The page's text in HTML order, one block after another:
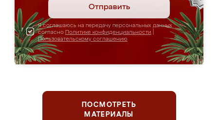
Отправить
Я соглашаюсь на передачу персональных данных
согласно Политике конфиденциальности
Пользовательскому соглашению
ПОСМОТРЕТЬ
МАТЕРИАЛЫ